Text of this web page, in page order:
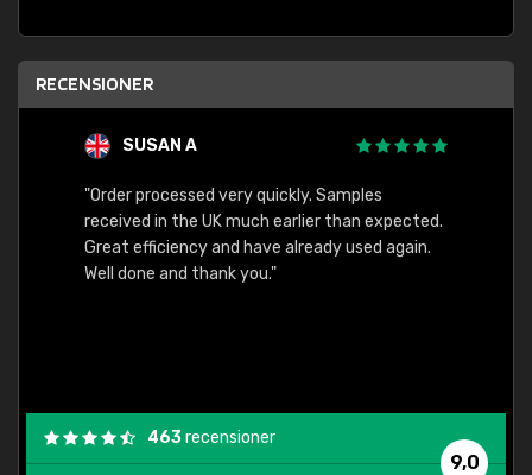
RECENSIONER
SUSAN A
"Order processed very quickly. Samples
received in the UK much earlier than expected.
Great efficiency and have already used again.
Well done and thank you."
9,0
463recensioner